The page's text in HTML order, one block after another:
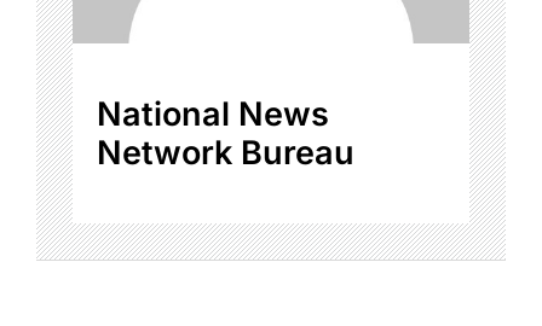
National News
Network Bureau